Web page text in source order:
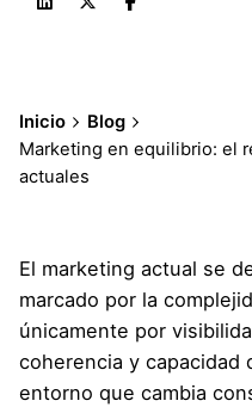
Inicio
Blog
Marketing en equilibrio: el
actuales
El marketing actual se
marcado por la
únicamente por
coherencia y capacidad
entorno que cambia